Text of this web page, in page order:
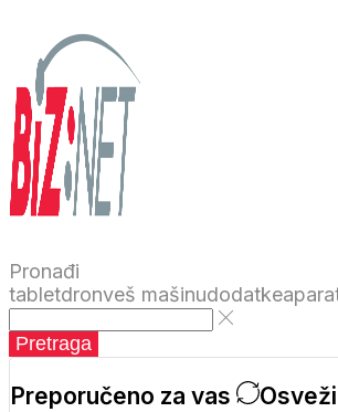
Pronađi
tabletdronveš mašinudodatke
Pretraga
Preporučeno za vas Osveži